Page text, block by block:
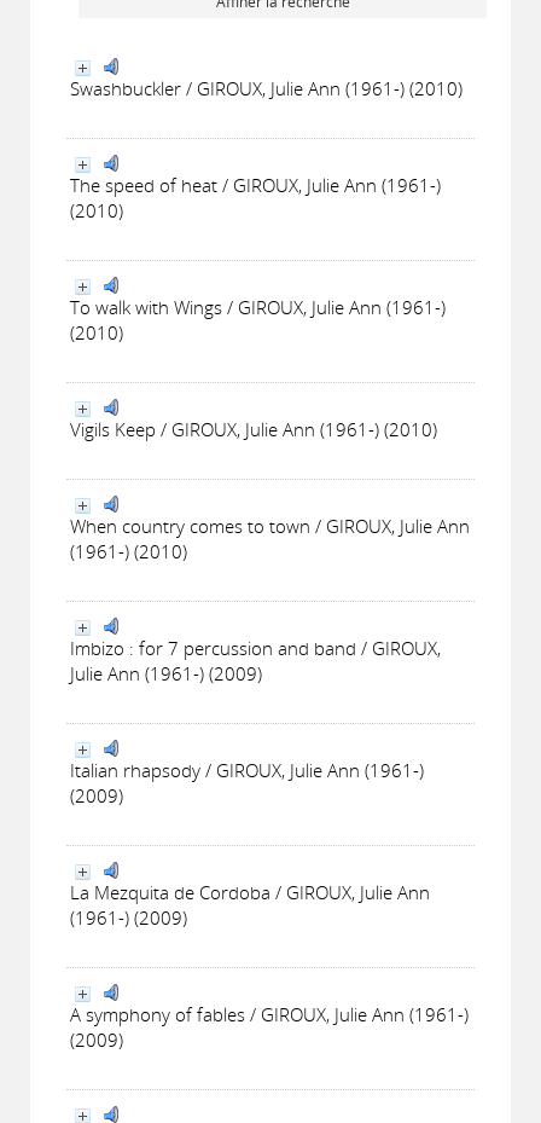
Swashbuckler / GIROUX, Julie Ann (1961-) (2010)
The speed of heat / GIROUX, Julie Ann (1961-)
(2010)
To walk with Wings / GIROUX, Julie Ann (1961-)
(2010)
Vigils Keep / GIROUX, Julie Ann (1961-) (2010)
When country comes to town / GIROUX, Julie Ann
(1961-) (2010)
Imbizo : for 7 percussion and band / GIROUX,
Julie Ann (1961-) (2009)
Italian rhapsody / GIROUX, Julie Ann (1961-)
(2009)
La Mezquita de Cordoba / GIROUX, Julie Ann
(1961-) (2009)
A symphony of fables / GIROUX, Julie Ann (1961-)
(2009)